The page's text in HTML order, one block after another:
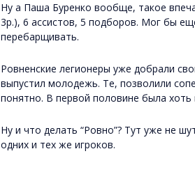
Ну а Паша Буренко вообще, такое
3р.), 6 ассистов, 5 подборов. Мог бы
перебарщивать.
Ровненские легионеры уже добрали
выпустил молодежь. Те, позволили
понятно. В первой половине была
Ну и что делать “Ровно”? Тут уже не
одних и тех же игроков.